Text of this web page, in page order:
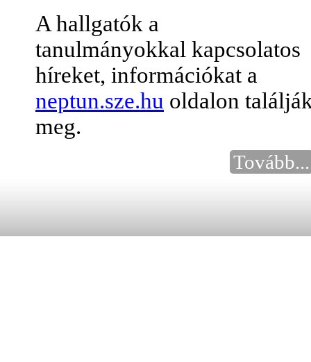
A hallgatók a
tanulmányokkal kapcsolatos
híreket, információkat a
neptun.sze.hu oldalon
meg.
Tovább...